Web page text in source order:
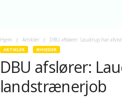
Hjem Artikler DBU afslører: Laudrup har
ARTIKLER NYHEDER
DBU afslører:
landstrænerjob